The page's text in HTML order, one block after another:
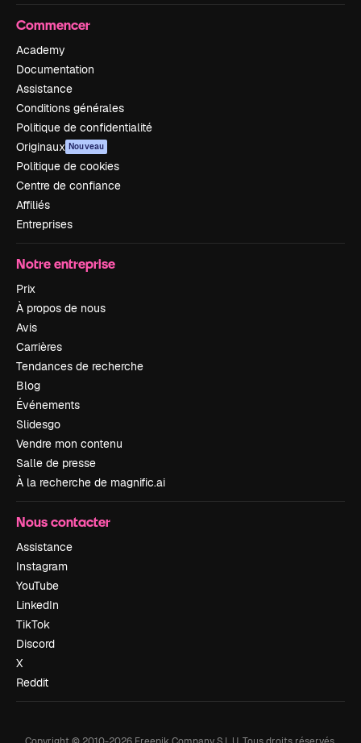
Commencer
Academy
Documentation
Assistance
Conditions générales
Politique de confidentialité
Originaux Nouveau
Politique de cookies
Centre de confiance
Affiliés
Entreprises
Notre entreprise
Prix
À propos de nous
Avis
Carrières
Tendances de recherche
Blog
Événements
Slidesgo
Vendre mon contenu
Salle de presse
À la recherche de magnific.ai
Nous contacter
Assistance
Instagram
YouTube
LinkedIn
TikTok
Discord
X
Reddit